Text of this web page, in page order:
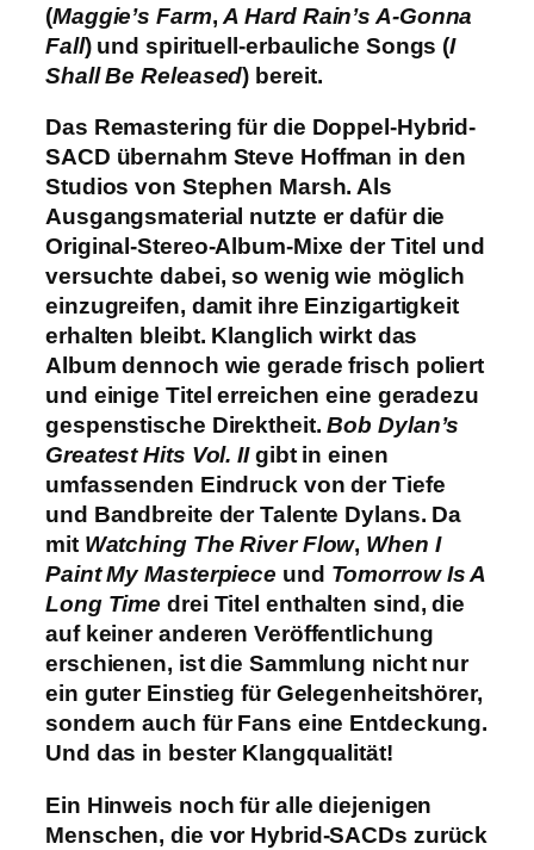
(Maggie’s Farm,A Hard Rain’s A-Gonna
Fall) und spirituell-erbauliche Songs (I
Shall Be Released) bereit.
Das Remastering für die Doppel-Hybrid-
SACD übernahm Steve Hoffman in den
Studios von Stephen Marsh. Als
Ausgangsmaterial nutzte er dafür die
Original-Stereo-Album-Mixe der Titel und
versuchte dabei, so wenig wie möglich
einzugreifen, damit ihre Einzigartigkeit
erhalten bleibt. Klanglich wirkt das
Album dennoch wie gerade frisch poliert
und einige Titel erreichen eine geradezu
gespenstische Direktheit.Bob Dylan’s
Greatest Hits Vol. IIgibt in einen
umfassenden Eindruck von der Tiefe
und Bandbreite der Talente Dylans. Da
mit Watching The River Flow, When I
Paint My Masterpiece und Tomorrow Is A
Long Time drei Titel enthalten sind, die
auf keiner anderen Veröffentlichung
erschienen, ist die Sammlung nicht nur
ein guter Einstieg für Gelegenheitshörer,
sondern auch für Fans eine Entdeckung.
Und das in bester Klangqualität!
Ein Hinweis noch für alle diejenigen
Menschen, die vor Hybrid-SACDs zurück